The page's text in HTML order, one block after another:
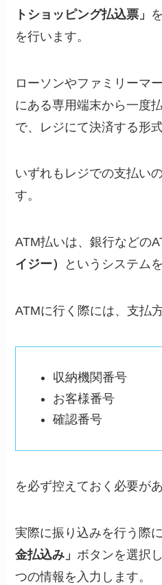
トショッピング払込票」
を行います。
ローソンやファミリーマ
にある専用端末から一度
で、レジにて決済する形
いずれもレジでの支払い
す。
ATM払いは、銀行などの
イジー）
というシステム
ATMに行く際には、支払
収納機関番号
お客様番号
確認番号
を必ず控えておく必要が
実際に振り込みを行う際
金払込み」 ボタンを選択
つの情報を入力します。